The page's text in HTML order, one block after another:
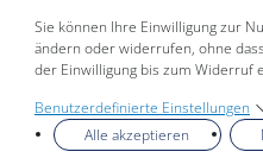
Sie können Ihre Einwilligung zur
ändern oder widerrufen, ohne
der Einwilligung bis zum Widerruf
Benutzerdefinierte Einstellungen
Alle akzeptieren